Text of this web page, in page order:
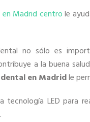
Madrid centrole
no sólo es
a la buena
en Madridle
tecnología LED para